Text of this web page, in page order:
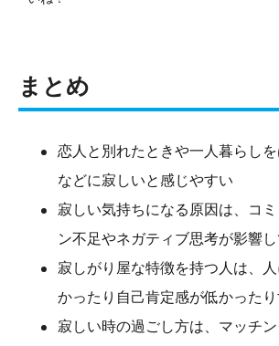
まとめ
恋人と別れたときや一人暮らし
などに寂しいと感じやすい
寂しい気持ちになる原因は、コ
ン不足やネガティブ思考が影響
寂しがり屋な特徴を持つ人は、
かったり自己肯定感が低かったり
寂しい時の過ごし方は、マッチ